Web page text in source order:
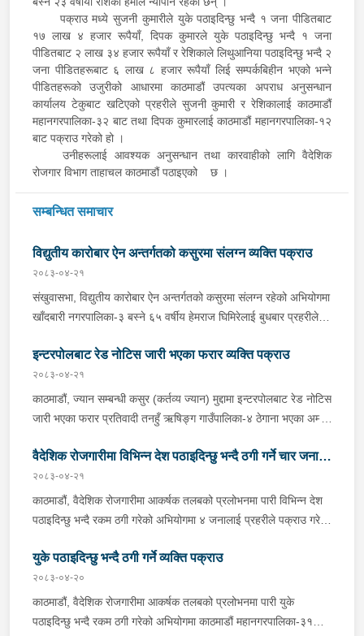
पक्राउ मध्ये सुजनी कुमारीले युके पठाइदिन्छु भन्दै १ जना पीडितबाट
१७ लाख ४ हजार रूपैयाँ, दिपक कुमारले युके पठाइदिन्छु भन्दै १ जना
पीडितबाट २ लाख ३४ हजार रूपैयाँ र रेशिकाले लिथुआनिया पठाइदिन्छु भन्दै २
जना पीडितहरूबाट ६ लाख ८ हजार रूपैयाँ लिई सम्पर्कबिहीन भएको भन्ने
पीडितहरूको उजुरीको आधारमा काठमाडौं उपत्यका अपराध अनुसन्धान
कार्यालय टेकुबाट खटिएको प्रहरीले सुजनी कुमारी र रेशिकालाई काठमाडौं
महानगरपालिका-३२ बाट तथा दिपक कुमारलाई काठमाडौं महानगरपालिका-१२
बाट पक्राउ गरेको हो ।
उनीहरूलाई आवश्यक अनुसन्धान तथा कारवाहीको लागि वैदेशिक
रोजगार विभाग ताहाचल काठमाडौं पठाइएको छ ।
सम्बन्धित समाचार
विद्युतीय कारोबार ऐन अन्तर्गतको कसुरमा संलग्न व्यक्ति पक्राउ
२०८३-०४-२१
संखुवासभा, विद्युतीय कारोबार ऐन अन्तर्गतको कसुरमा संलग्न रहेको अभियोगमा
खाँदबारी नगरपालिका-३ बस्ने ६५ वर्षीय हेमराज घिमिरेलाई बुधबार प्रहरीले
संखुवासभाबाट खटिएको प्रहरीले खाँदबारी नगरपालिका-१ बाट पक्राउ गरेको
हो । उनी उपर जिल्ला अदालत संखुवासभाबाट म्याद थप अनुमति लिई यस
सम्बन्धमा प्रहरीले आवश्यक अनुसन्धान गरिरहेको छ ।
इन्टरपोलबाट रेड नोटिस जारी भएका फरार व्यक्ति पक्राउ
२०८३-०४-२१
काठमाडौं, ज्यान सम्बन्धी कसुर (कर्तव्य ज्यान) मुद्दामा इन्टरपोलबाट रेड नोटिस
जारी भएका फरार प्रतिवादी तनहुँ ऋषिङ्ग गाउँपालिका-४ ठेगाना भएका अम्मर
हुने क्रममा उनलाई त्रिभुवन अन्तर्राष्ट्रिय विमानस्थलबाट पक्राउ गरिएको हो
। अम्मर समेत भएको ज्यान सम्बन्धी कसुरको अनुसन्धानको सिलसिलामा
वारदात पश्चात फरार रहेका उनलाई अन्तर्राष्ट्रिय स्तरमा खोजतलास एवम्
पक्राउ गर्नको लागि एनसिबि काठमाडौंको अनुरोधमा इन्टरपोल
थियो ।उनलाई आवश्यक अनुसन्धान एवम् कारवाहीको लागि जिल्ला प्रहरी
कार्यालय चितवन पठाइने नेपाल प्रहरी प्रधान कार्यालय इन्टरपोल शाखाले
जनाएको छ ।
वैदेशिक रोजगारीमा विभिन्न देश पठाइदिन्छु भन्दै ठगी गर्ने चार जना
पक्राउ
२०८३-०४-२१
काठमाडौं, वैदेशिक रोजगारीमा आकर्षक तलबको प्रलोभनमा पारी विभिन्न देश
पठाइदिन्छु भन्दै रकम ठगी गरेको अभियोगमा ४ जनालाई प्रहरीले पक्राउ गरेको
४१ वर्षीय मनोहर मुडभरी, काठमाडौं महानगरपालिका-१४ बस्ने बाजुरा घर
भएका २६ वर्षीय अनिल मल्ल, काठमाडौं टोखा नगरपालिका-१० बस्ने कास्की
घर भएकी ३४ वर्षीया कमला पौडेल सुनार र काठमाडौं महानगरपालिका-९ बस्ने
पाँचथर घर भएका ४१ वर्षीय तुलसीराम ढुंगेल रहेका छन् । पक्राउ मध्ये
युके पठाइदिन्छु भन्दै ठगी गर्ने व्यक्ति पक्राउ
२०८३-०४-२०
काठमाडौं, वैदेशिक रोजगारीमा आकर्षक तलबको प्रलोभनमा पारी युके
पठाइदिन्छु भन्दै रकम ठगी गरेको अभियोगमा काठमाडौं महानगरपालिका-३१